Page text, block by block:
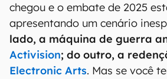
chegou e o embate de 2025
apresentando um cenário
lado, a máquina de guerra
Activision; do outro, a
Electronic Arts. Mas se você